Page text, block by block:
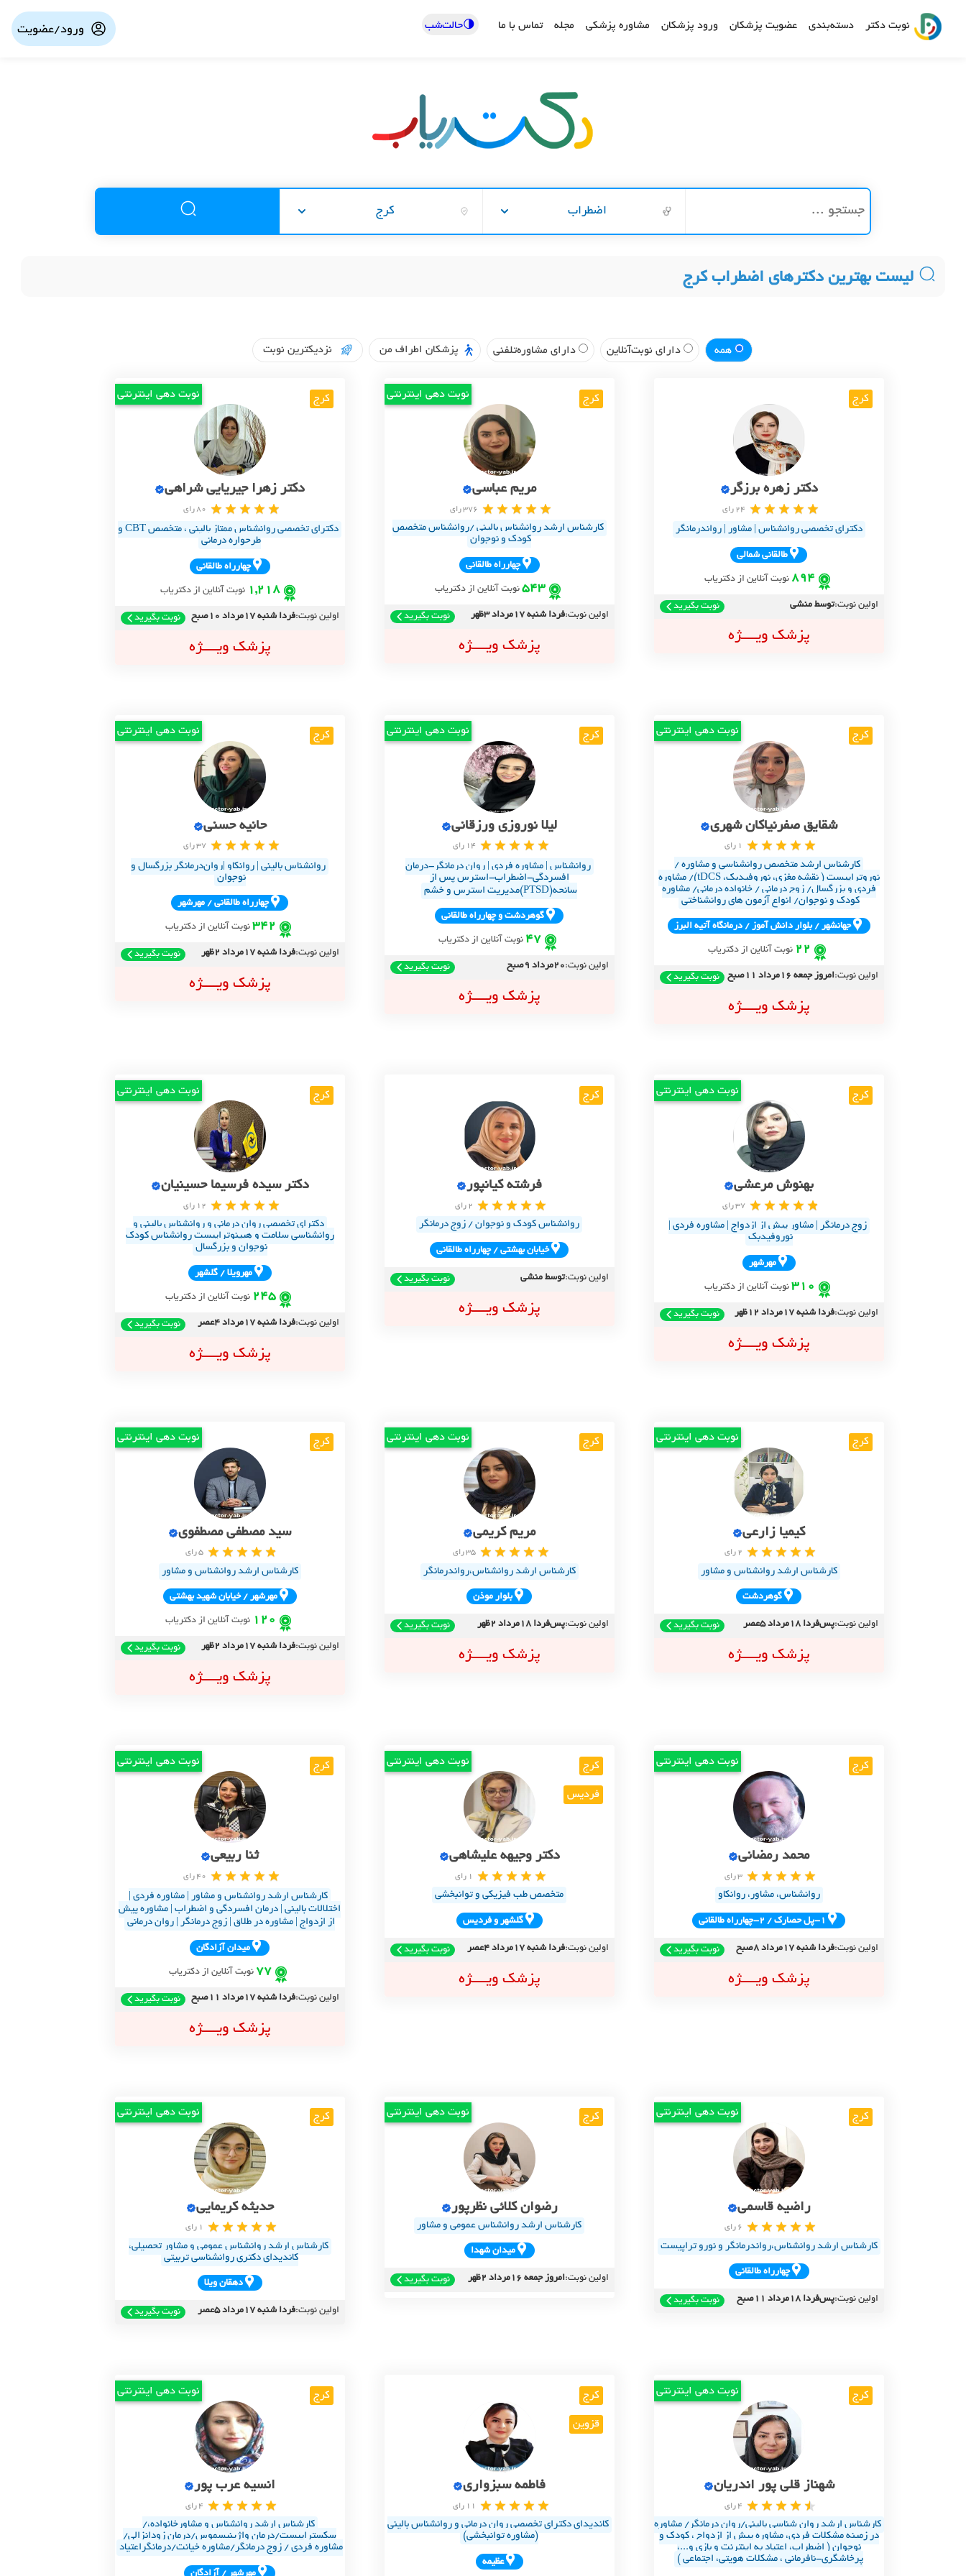
نوبت دکتر دسته‌بندی عضویت پزشکان ورود پزشکان مشاوره پزشکی مجله تماس با ما 🌗حالت‌شب ورود/عضویت
اضطراب کرج
لیست بهترین دکترهای اضطراب کرج
همه دارای نوبت‌آنلاین دارای مشاوره‌تلفنی پزشکان اطراف من نزدیکترین نوبت
کرج
دکتر زهره برزگر
24 رای
دکترای تخصصی روانشناس | مشاور | رواندرمانگر
طالقاني شمالي
894 نوبت آنلاین از دکتریاب
اولین نوبت:توسط منشی نوبت بگیرید
پزشک ویــــژه
کرج نوبت دهی اینترنتی
مریم عباسی
376 رای
کارشناس ارشد روانشناس بالینی /روانشناس متخصص
کودک و نوجوان
چهارراه طالقاني
543 نوبت آنلاین از دکتریاب
اولین نوبت:فردا شنبه 17مرداد 3ظهر نوبت بگیرید
پزشک ویــــژه
کرج نوبت دهی اینترنتی
دکتر زهرا جیریایی شراهی
80 رای
دکترای تخصصی روانشناس ممتاز بالینی ، متخصص CBT و
طرحواره درمانی
چهارراه طالقاني
1,218 نوبت آنلاین از دکتریاب
اولین نوبت:فردا شنبه 17مرداد 10صبح نوبت بگیرید
پزشک ویــــژه
کرج نوبت دهی اینترنتی
شقایق صفرنیاکان شهری
1 رای
کارشناس ارشد متخصص روانشناسی و مشاوره /
نوروتراپیست ( نقشه مغزی، نوروفیدبک، tDCS)/ مشاوره
فردی و بزرگسال/ زوج درمانی / خانواده درمانی/ مشاوره
کودک و نوجوان/ انواع آزمون های روانشناختی
جهانشهر / بلوار دانش آموز / درمانگاه آتيه البرز
22 نوبت آنلاین از دکتریاب
اولین نوبت:امروز جمعه 16مرداد 11صبح نوبت بگیرید
پزشک ویــــژه
کرج نوبت دهی اینترنتی
لیلا نوروزی ورزقانی
14 رای
روانشناس | مشاوره فردی | روان درمانگر-درمان
افسردگی-اضطراب-استرس پس از
سانحه(PTSD)مدیریت استرس و خشم
گوهردشت و چهارراه طالقاني
47 نوبت آنلاین از دکتریاب
اولین نوبت:20مرداد 9صبح نوبت بگیرید
پزشک ویــــژه
کرج نوبت دهی اینترنتی
حانیه حسنی
37 رای
روانشناس بالینی | روانکاو |روان‌درمانگر بزرگسال و
نوجوان
چهارراه طالقاني / مهرشهر
342 نوبت آنلاین از دکتریاب
اولین نوبت:فردا شنبه 17مرداد 2ظهر نوبت بگیرید
پزشک ویــــژه
کرج نوبت دهی اینترنتی
بهنوش مرعشی
37 رای
زوج درمانگر | مشاور پیش از ازدواج | مشاوره فردی |
نوروفیدبک
مهرشهر
310 نوبت آنلاین از دکتریاب
اولین نوبت:فردا شنبه 17مرداد 12ظهر نوبت بگیرید
پزشک ویــــژه
کرج
فرشته کیانپور
2 رای
روانشناس کودک و نوجوان / زوج درمانگر
خيابان بهشتي / چهارراه طالقاني
اولین نوبت:توسط منشی نوبت بگیرید
پزشک ویــــژه
کرج نوبت دهی اینترنتی
دکتر سیده فرسیما حسینیان
12 رای
دکترای تخصصی روان درمانی و روانشناس بالینی و
روانشناسی سلامت و هیپنوتراپیست روانشناس کودک
نوجوان و بزرگسال
مهرويلا / گلشهر
245 نوبت آنلاین از دکتریاب
اولین نوبت:فردا شنبه 17مرداد 4عصر نوبت بگیرید
پزشک ویــــژه
کرج نوبت دهی اینترنتی
کیمیا زارعی
2 رای
کارشناس ارشد روانشناس و مشاور
گوهردشت
اولین نوبت:پس‌فردا 18مرداد 5عصر نوبت بگیرید
پزشک ویــــژه
کرج نوبت دهی اینترنتی
مریم کریمی
35 رای
کارشناس ارشد روانشناس،رواندرمانگر
بلوار موذن
اولین نوبت:پس‌فردا 18مرداد 2ظهر نوبت بگیرید
پزشک ویــــژه
کرج نوبت دهی اینترنتی
سید مصطفی مصطفوی
5 رای
کارشناس ارشد روانشناس و مشاور
مهرشهر / خيابان شهيد بهشتي
120 نوبت آنلاین از دکتریاب
اولین نوبت:فردا شنبه 17مرداد 2ظهر نوبت بگیرید
پزشک ویــــژه
کرج نوبت دهی اینترنتی
محمد رمضانی
3 رای
روانشناس، مشاور، روانکاو
1-پل حصارک / 2-چهارراه طالقاني
اولین نوبت:فردا شنبه 17مرداد 8صبح نوبت بگیرید
پزشک ویــــژه
کرج
فردیس
نوبت دهی اینترنتی
دکتر وجیهه علیشاهی
1 رای
متخصص طب فیزیکی و توانبخشی
گلشهر و فرديس
اولین نوبت:فردا شنبه 17مرداد 4عصر نوبت بگیرید
پزشک ویــــژه
کرج نوبت دهی اینترنتی
ثنا ربیعی
40 رای
کارشناس ارشد روانشناس و مشاور | مشاوره فردی |
اختلالات بالینی | درمان افسردگی و اضطراب | مشاوره پیش
از ازدواج | مشاوره در طلاق | زوج درمانگر | روان درمانی
ميدان آزادگان
77 نوبت آنلاین از دکتریاب
اولین نوبت:فردا شنبه 17مرداد 11صبح نوبت بگیرید
پزشک ویــــژه
کرج نوبت دهی اینترنتی
راضیه قاسمی
6 رای
کارشناس ارشد روانشناس،رواندرمانگر و نورو تراپیست
چهارراه طالقاني
اولین نوبت:پس‌فردا 18مرداد 11صبح نوبت بگیرید
کرج نوبت دهی اینترنتی
رضوان کلائی نظرپور
کارشناس ارشد روانشناس عمومی و مشاور
ميدان شهدا
اولین نوبت:امروز جمعه 16مرداد 2ظهر نوبت بگیرید
کرج نوبت دهی اینترنتی
حدیثه کریمایی
1 رای
کارشناس ارشد روانشناس عمومی و مشاور تحصیلی،
کاندیدای دکتری روانشناسی تربیتی
دهقان ويلا
اولین نوبت:فردا شنبه 17مرداد 5عصر نوبت بگیرید
کرج نوبت دهی اینترنتی
شهناز قلی پور اندریان
4 رای
کارشناس ارشد روان شناسی بالینی/روان درمانگر/ مشاوره
در زمینه مشکلات فردی، مشاوره پیش از ازدواج ، کودک و
نوجوان ( اضطراب، اعتیاد به اینترنت و بازی و...،
پرخاشگری-نافرمانی ، مشکلات هویتی، اجتماعی )
کرج
قزوین
فاطمه سبزواری
11 رای
کاندیدای دکترای تخصصی روان درمانی و روانشناس بالینی
(مشاوره توانبخشی)
عظيمه
کرج نوبت دهی اینترنتی
انسیه عرب پور
4 رای
کارشناس ارشد روانشناس و مشاورخانواده،/
سکستراپیست/درمان واژینیسموس/درمان زودانزالی/
مشاوره فردی / زوج درمانگر/مشاوره خیانت/درمانگراعتیاد
مهرشهر / آزادگان